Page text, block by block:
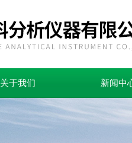
关于我们 新闻中